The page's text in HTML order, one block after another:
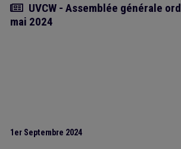
Article
UVCW - Assemblée générale
mai 2024
1er Septembre 2024